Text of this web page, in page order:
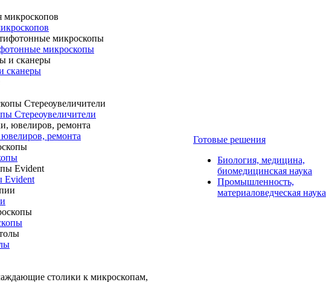
микроскопы
сканеры
Стереоувеличители
ремонта
Evident
Готовые решения
Биология, медицина,
биомедицинская наука
Промышленность,
материаловедческая наука